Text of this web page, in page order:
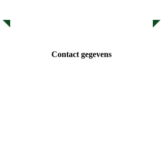
Contact gegevens